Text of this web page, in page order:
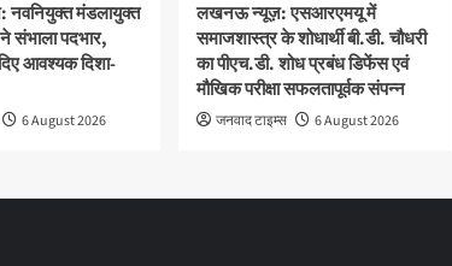
नवनियुक्त मंडलायुक्त
संभाला पदभार,
आवश्यक दिशा-
6 August 2026
लखनऊ न्यूज़: एसआरएमयू में
समाजशास्त्र के शोधार्थी बी.डी. चौधरी
का पीएच.डी. शोध प्रबंध डिफेंस एवं
मौखिक परीक्षा सफलतापूर्वक संपन्न
जनवाद टाइम्स 6 August 2026